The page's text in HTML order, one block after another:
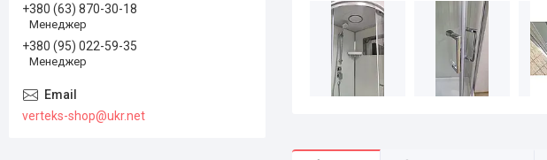
+380 (63) 870-30-18
Менеджер
+380 (95) 022-59-35
Менеджер
verteks-shop@ukr.net